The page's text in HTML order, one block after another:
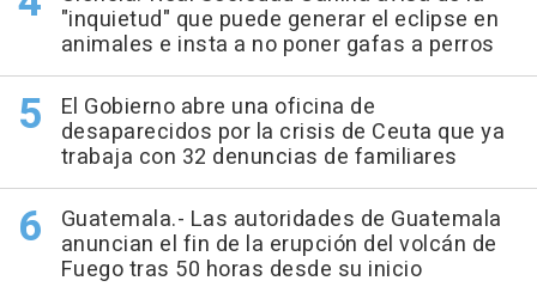
"inquietud" que puede generar el eclipse en
animales e insta a no poner gafas a perros
El Gobierno abre una oficina de
desaparecidos por la crisis de Ceuta que ya
trabaja con 32 denuncias de familiares
Guatemala.- Las autoridades de Guatemala
anuncian el fin de la erupción del volcán de
Fuego tras 50 horas desde su inicio